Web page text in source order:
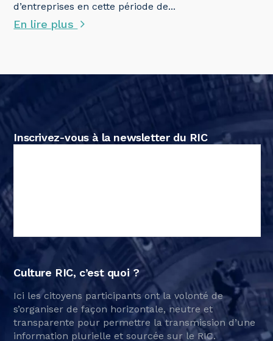
d’entreprises en cette période de...
En lire plus
Inscrivez-vous à la newsletter du RIC
Culture RIC, c’est quoi ?
Ici les citoyens participants ont la volonté de
s’organiser de façon horizontale, neutre et
transparente pour permettre la transmission d’une
information plurielle et sourcée sur le RIC.